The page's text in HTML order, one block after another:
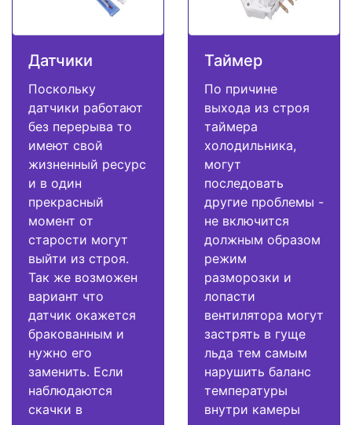
Датчики
Поскольку
датчики работают
без перерыва то
имеют свой
жизненный ресурс
и в один
прекрасный
момент от
старости могут
выйти из строя.
Так же возможен
вариант что
датчик окажется
бракованным и
нужно его
заменить. Если
наблюдаются
скачки в
Таймер
По причине
выхода из строя
таймера
холодильника,
могут
последовать
другие проблемы -
не включится
должным образом
режим
разморозки и
лопасти
вентилятора могут
застрять в гуще
льда тем самым
нарушить баланс
температуры
внутри камеры